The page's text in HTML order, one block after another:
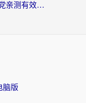
欧洲如何玩一梦江湖？海外党亲测有效的国服游戏加速指南
脑版